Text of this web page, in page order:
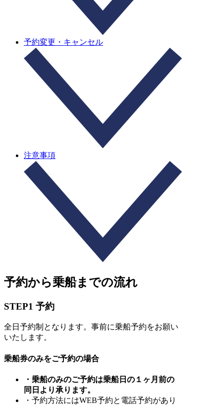
予約変更・キャンセル
注意事項
予約から乗船までの流れ
STEP1 予約
全日予約制となります。事前に乗船予約をお願い
いたします。
乗船券のみをご予約の場合
・乗船のみのご予約は乗船日の１ヶ月前の
同日より承ります。
・予約方法にはWEB予約と電話予約があり